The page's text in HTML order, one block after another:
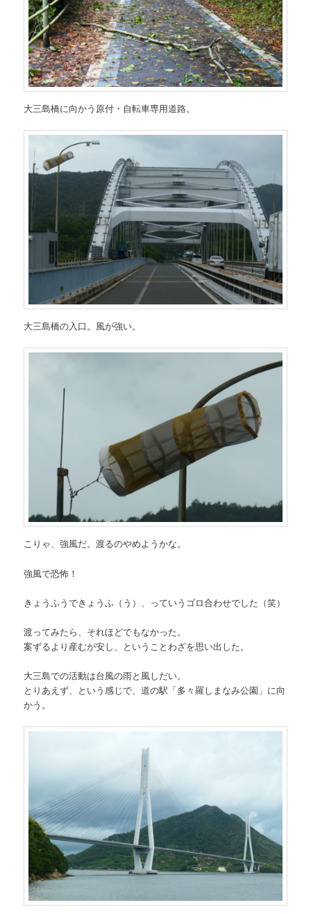
大三島橋に向かう原付・自転車専用道路。
大三島橋の入口。風が強い。
こりゃ、強風だ。渡るのやめようかな。
強風で恐怖！
きょうふうできょうふ（う）、っていうゴロ合わせでした（笑）
渡ってみたら、それほどでもなかった。
案ずるより産むが安し、ということわざを思い出した。
大三島での活動は台風の雨と風しだい。
とりあえず、という感じで、道の駅「多々羅しまなみ公園」に向
かう。